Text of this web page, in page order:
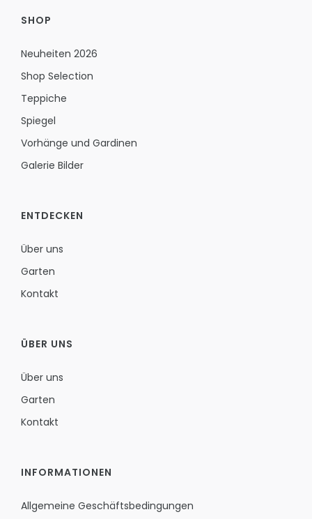
SHOP
Neuheiten 2026
Shop Selection
Teppiche
Spiegel
Vorhänge und Gardinen
Galerie Bilder
ENTDECKEN
Über uns
Garten
Kontakt
ÜBER UNS
Über uns
Garten
Kontakt
INFORMATIONEN
Allgemeine Geschäftsbedingungen